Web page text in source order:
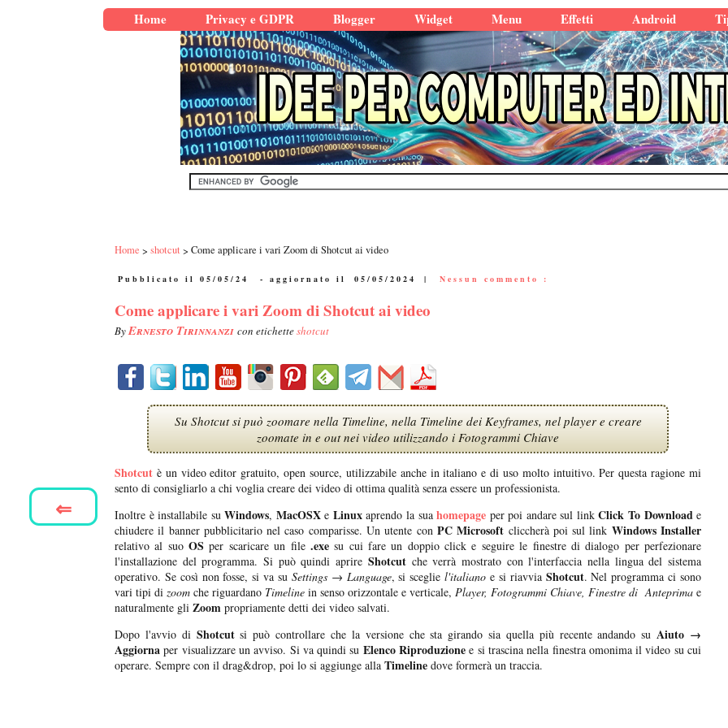
Home Privacy e GDPR Blogger Widget Menu Effetti Android
Home shotcut Come applicare i vari Zoom di Shotcut ai video
Pubblicato il 05/05/24 - aggiornato il 05/05/2024 | Nessun commento :
Come applicare i vari Zoom di Shotcut ai video
ByErnesto Tirinnanzi con etichetteshotcut
Su Shotcut si può zoomare nella Timeline, nella Timeline dei Keyframes, nel player e creare
zoomate in e out nei video utilizzando i Fotogrammi Chiave
Shotcut è un video editor gratuito, open source, utilizzabile anche in italiano e di uso molto intuitivo. Per questa ragione mi
sento di consigliarlo a chi voglia creare dei video di ottima qualità senza essere un professionista.
Inoltre è installabile suWindows, MacOSXe Linuxaprendo la suahomepage per poi andare sul linkClick To Downloade
chiudere il banner pubblicitario nel caso comparisse. Un utente con PC Microsoft cliccherà poi sul link Windows Installer
relativo al suoOS per scaricare un file .exesu cui fare un doppio click e seguire le finestre di dialogo per perfezionare
l'installazione del programma. Si può quindi aprire Shotcutche verrà mostrato con l'interfaccia nella lingua del sistema
operativo. Se così non fosse, si va su Settings → Language, si scegliel'italiano e si riavviaShotcut. Nel programma ci sono
vari tipi di zoom che riguardano Timeline in senso orizzontale e verticale, Player, Fotogrammi Chiave, Finestre di Anteprima e
naturalmente gli Zoom propriamente detti dei video salvati.
Dopo l'avvio di Shotcutsi può controllare che la versione che sta girando sia quella più recente andando suAiuto →
Aggiorna per visualizzare un avviso. Si va quindi su Elenco Riproduzione e si trascina nella finestra omonima il video su cui
operare. Sempre con il drag&drop, poi lo si aggiunge alla Timeline dove formerà un traccia.
⇐